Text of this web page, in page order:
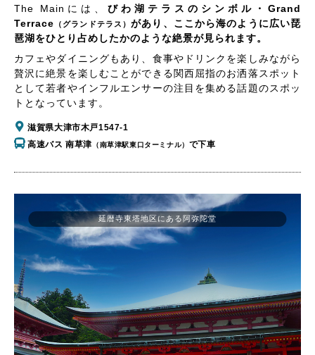
The Mainには、 びわ湖テラスのシンボル・Grand
Terrace （グランドテラス）があり、ここから海のように広い琵
琶湖をひとり占めしたかのような絶景が見られます。
カフェやダイニングもあり、食事やドリンクを楽しみながら
贅沢に絶景を楽しむことができる関西屈指のお洒落スポット
として若者やインフルエンサーの注目を集める話題のスポッ
トとなっています。
滋賀県大津市木戸1547-1
高速バス 南草津 （南草津駅東口ターミナル） で下車
延暦寺東塔地区にある阿弥陀堂